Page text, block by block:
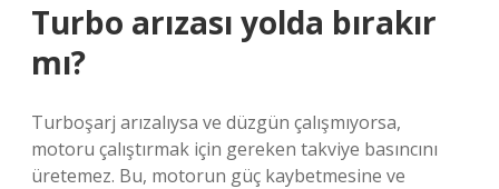
Turbo arızası yolda bırakır
mı?
Turboşarj arızalıysa ve düzgün çalışmıyorsa,
motoru çalıştırmak için gereken takviye basıncını
üretemez. Bu, motorun güç kaybetmesine ve